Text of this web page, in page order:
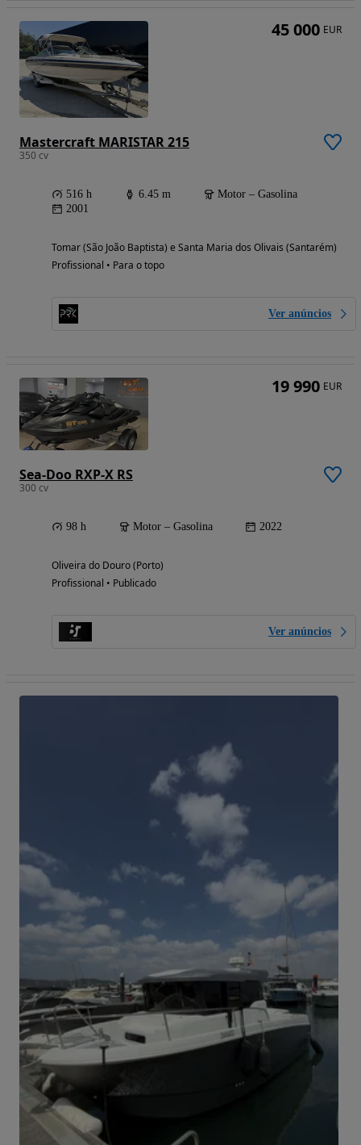
Mastercraft MARISTAR 215
350 cv
516 h 6.45 m
Motor – Gasolina
2001
Tomar (São João Baptista) e Santa Maria dos Olivais (Santarém)
Profissional • Para o topo
Ver anúncios
45 000 EUR
Sea-Doo RXP-X RS
300 cv
98 h Motor – Gasolina 2022
Oliveira do Douro (Porto)
Profissional • Publicado
Ver anúncios
19 990 EUR